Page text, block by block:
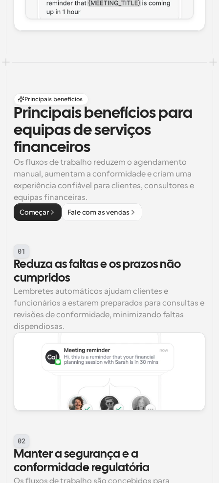
Principais benefícios
Principais benefícios para
equipas de serviços
financeiros
Os fluxos de trabalho reduzem o agendamento
manual, aumentam a conformidade e criam uma
experiência confiável para clientes, consultores e
equipas financeiras.
Começar Fale com as vendas
01
Reduza as faltas e os prazos não
cumpridos
Lembretes automáticos ajudam clientes e
funcionários a estarem preparados para consultas e
revisões de conformidade, minimizando faltas
dispendiosas.
02
Manter a segurança e a
conformidade regulatória
Os fluxos de trabalho são concebidos para